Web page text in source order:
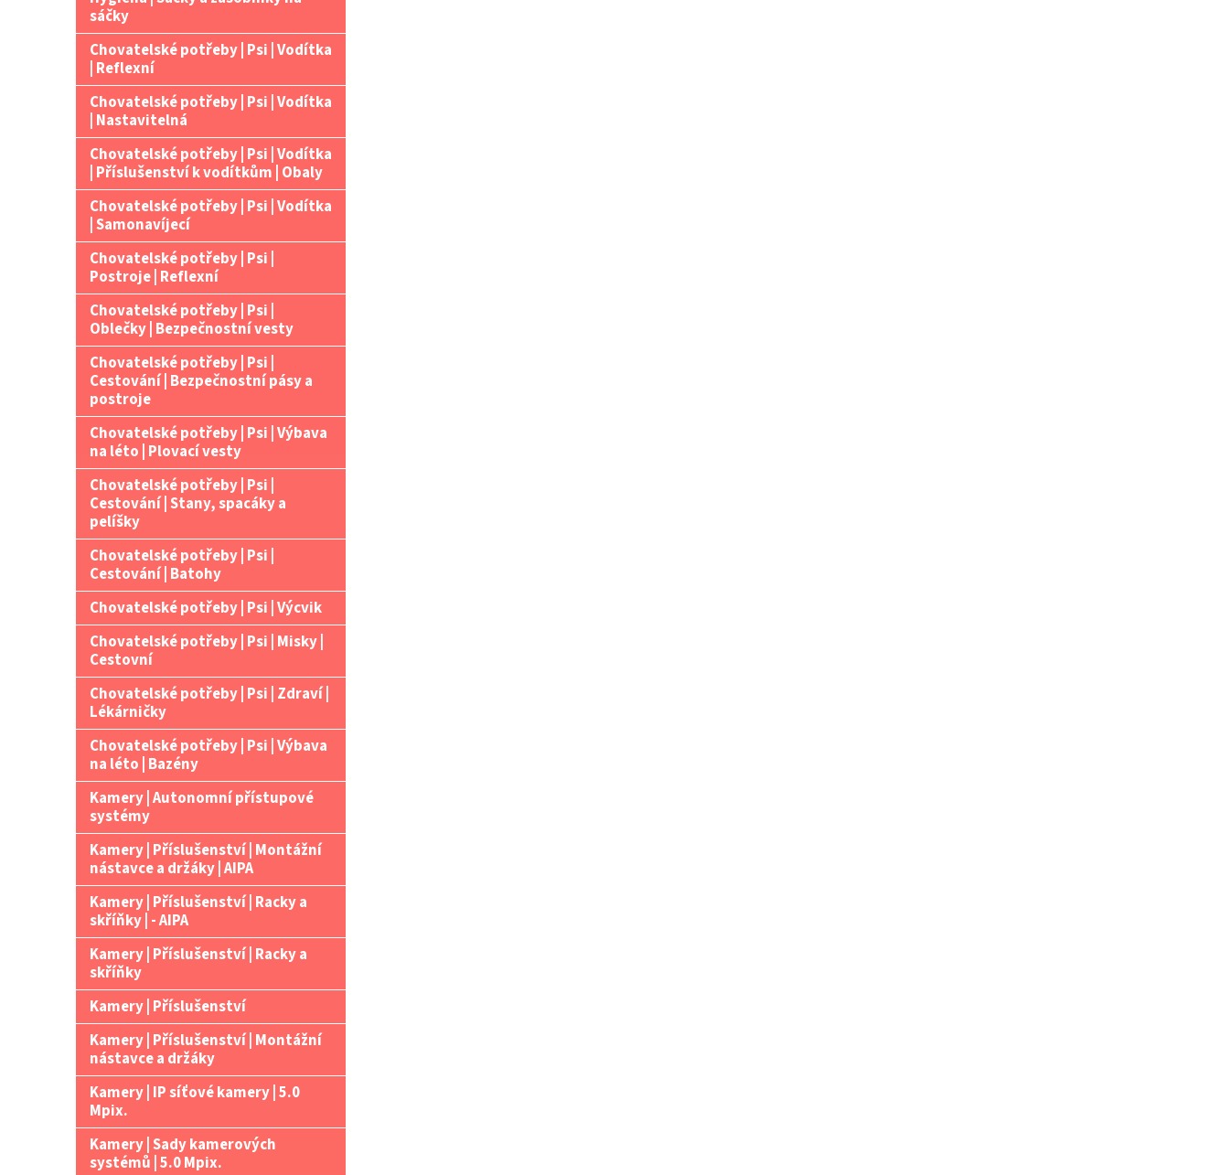
e
sáčky
Chovatelské potřeby | Psi | Vodítka
| Reflexní
Chovatelské potřeby | Psi | Vodítka
| Nastavitelná
Chovatelské potřeby | Psi | Vodítka
| Příslušenství k vodítkům | Obaly
Chovatelské potřeby | Psi | Vodítka
| Samonavíjecí
Chovatelské potřeby | Psi |
Postroje | Reflexní
Chovatelské potřeby | Psi |
Oblečky | Bezpečnostní vesty
Chovatelské potřeby | Psi |
Cestování | Bezpečnostní pásy a
postroje
Chovatelské potřeby | Psi | Výbava
na léto | Plovací vesty
Chovatelské potřeby | Psi |
Cestování | Stany, spacáky a
pelíšky
Chovatelské potřeby | Psi |
Cestování | Batohy
Chovatelské potřeby | Psi | Výcvik
Chovatelské potřeby | Psi | Misky |
Cestovní
Chovatelské potřeby | Psi | Zdraví |
Lékárničky
Chovatelské potřeby | Psi | Výbava
na léto | Bazény
Kamery | Autonomní přístupové
systémy
Kamery | Příslušenství | Montážní
nástavce a držáky | AIPA
Kamery | Příslušenství | Racky a
skříňky | - AIPA
Kamery | Příslušenství | Racky a
skříňky
Kamery | Příslušenství
Kamery | Příslušenství | Montážní
nástavce a držáky
Kamery | IP síťové kamery | 5.0
Mpix.
Kamery | Sady kamerových
systémů | 5.0 Mpix.